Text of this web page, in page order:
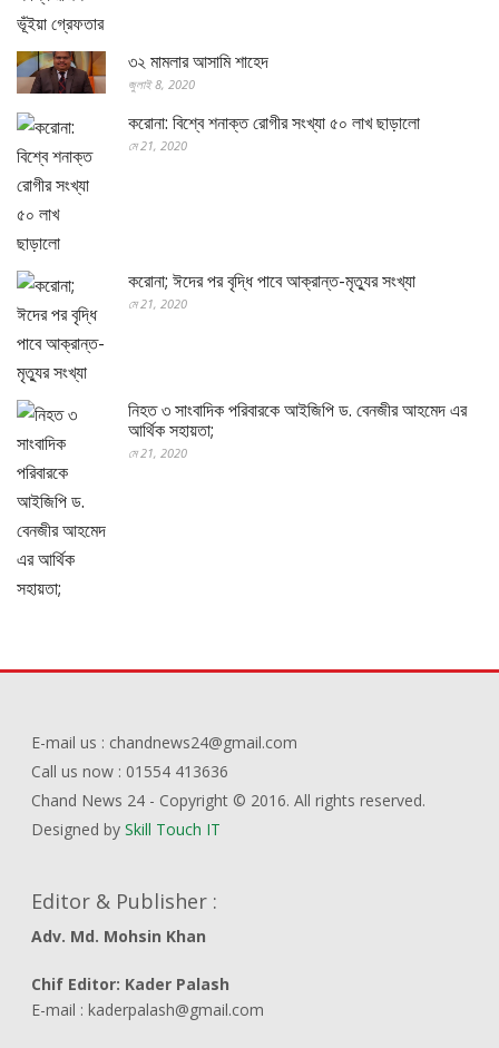
৩২ মামলার আসামি শাহেদ
জুলাই 8, 2020
করোনা: বিশ্বে শনাক্ত রোগীর সংখ্যা ৫০ লাখ ছাড়ালো
মে 21, 2020
করোনা; ঈদের পর বৃদ্ধি পাবে আক্রান্ত-মৃত্যুর সংখ্যা
মে 21, 2020
নিহত ৩ সাংবাদিক পরিবারকে আইজিপি ড. বেনজীর আহমেদ এর
আর্থিক সহায়তা;
মে 21, 2020
E-mail us : chandnews24@gmail.com
Call us now : 01554 413636
Chand News 24 - Copyright © 2016. All rights reserved.
Designed bySkill Touch IT
Editor & Publisher :
Adv. Md. Mohsin Khan
Chif Editor: Kader Palash
E-mail : kaderpalash@gmail.com